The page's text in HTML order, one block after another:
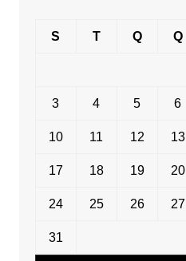
S T Q Q
3 4 5 6
10 11 12 13
17 18 19 20
24 25 26 27
31